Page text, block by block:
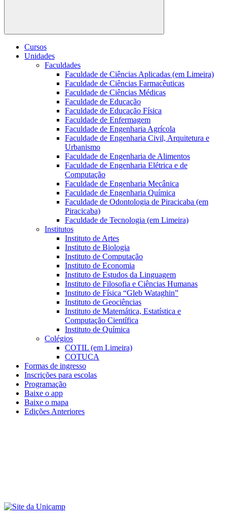
Buscar
Cursos
Unidades
Faculdades
Faculdade de Ciências Aplicadas (em Limeira)
Faculdade de Ciências Farmacêuticas
Faculdade de Ciências Médicas
Faculdade de Educação
Faculdade de Educação Física
Faculdade de Enfermagem
Faculdade de Engenharia Agrícola
Faculdade de Engenharia Civil, Arquitetura e
Urbanismo
Faculdade de Engenharia de Alimentos
Faculdade de Engenharia Elétrica e de
Computação
Faculdade de Engenharia Mecânica
Faculdade de Engenharia Química
Faculdade de Odontologia de Piracicaba (em
Piracicaba)
Faculdade de Tecnologia (em Limeira)
Institutos
Instituto de Artes
Instituto de Biologia
Instituto de Computação
Instituto de Economia
Instituto de Estudos da Linguagem
Instituto de Filosofia e Ciências Humanas
Instituto de Física “Gleb Wataghin”
Instituto de Geociências
Instituto de Matemática, Estatística e
Computação Científica
Instituto de Química
Colégios
COTIL (em Limeira)
COTUCA
Formas de ingresso
Inscrições para escolas
Programação
Baixe o app
Baixe o mapa
Edições Anteriores